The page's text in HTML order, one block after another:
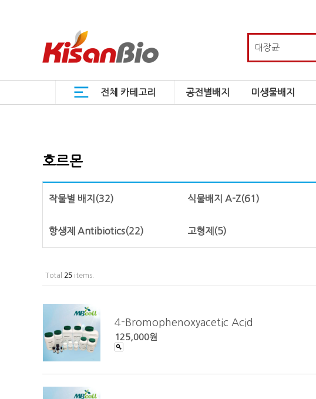
전체 카테고리 공전별배지 미생물배지
호르몬
작물별 배지 (32) 식물배지 A-Z(61)
항생제 Antibiotics(22) 고형제 (5)
Total 25 items.
4-Bromophenoxyacetic Acid
125,000원